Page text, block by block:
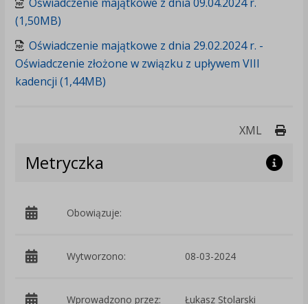
(1,50MB)
Oświadczenie majątkowe z dnia 29.02.2024 r. -
Oświadczenie złożone w związku z upływem VIII
kadencji (1,44MB)
XML
Metryczka
Obowiązuje:
Wytworzono: 08-03-2024
Wprowadzono przez: Łukasz Stolarski